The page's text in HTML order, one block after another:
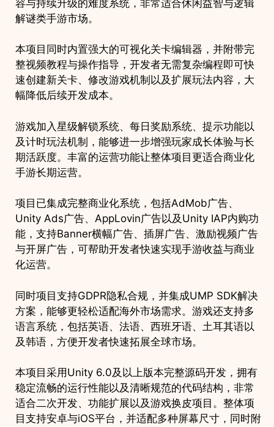
容与持续升级的难度系统，非常适合休闲益智与逻辑
解谜类手游市场。
本项目同时内置强大的可视化关卡编辑器，并附带完
整视频教程与操作指导，开发者无需复杂编程即可快
速创建新关卡、修改游戏机制以及扩展玩法内容，大
幅降低后续开发成本。
游戏加入星级解锁系统、每日奖励系统、提示功能以
及计时玩法机制，能够进一步增强玩家成长体验与长
期活跃度。丰富的运营功能让整体项目更适合商业化
手游长期运营。
项目已集成完整商业化系统，包括AdMob广告、
Unity Ads广告、AppLovin广告以及Unity IAP内购功
能，支持Banner横幅广告、插屏广告、激励视频广告
与开屏广告，可帮助开发者快速实现手游收益与商业
化运营。
同时项目支持GDPR隐私合规，并集成UMP SDK解决
方案，能够更轻松适配海外市场需求。游戏还支持多
语言系统，包括英语、法语、西班牙语、土耳其语以
及韩语，方便开发者快速拓展全球市场。
本项目采用Unity 6.0及以上版本完整源码开发，拥有
稳定流畅的运行性能以及清晰规范的代码结构，非常
适合二次开发、功能扩展以及游戏换皮项目。整体项
目支持安卓与iOS平台，并适配多种屏幕尺寸，同时附